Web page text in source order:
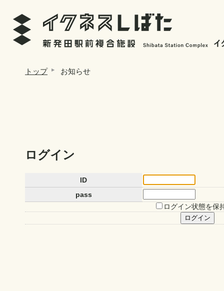
トップ お知らせ
ログイン
ID
pass
ログイン状態を保